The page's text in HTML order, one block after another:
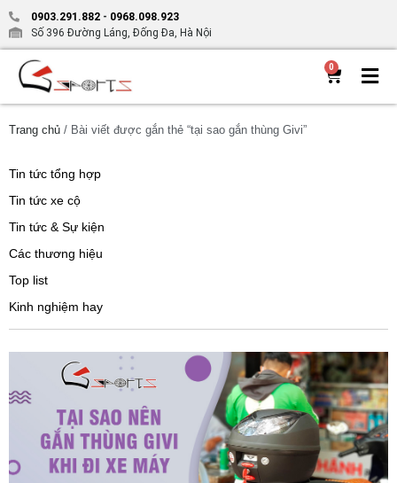
0903.291.882 - 0968.098.923
Số 396 Đường Láng, Đống Đa, Hà Nội
0
Trang chủ / Bài viết được gắn thẻ “tại sao gắn thùng Givi”
Tin tức tổng hợp
Tin tức xe cộ
Tin tức & Sự kiện
Các thương hiệu
Top list
Kinh nghiệm hay